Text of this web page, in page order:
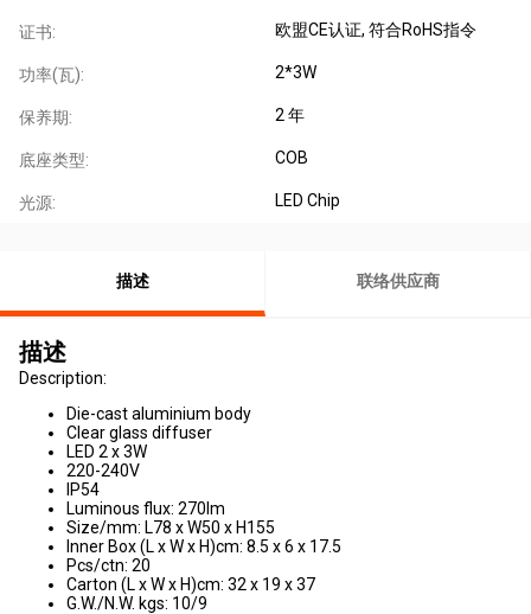
证书: 欧盟CE认证, 符合RoHS指令
功率(瓦): 2*3W
保养期: 2 年
底座类型: COB
光源: LED Chip
描述 联络供应商
描述
Description:
Die-cast aluminium body
Clear glass diffuser
LED 2 x 3W
220-240V
IP54
Luminous flux: 270lm
Size/mm: L78 x W50 x H155
Inner Box (L x W x H)cm: 8.5 x 6 x 17.5
Pcs/ctn: 20
Carton (L x W x H)cm: 32 x 19 x 37
G.W./N.W. kgs: 10/9